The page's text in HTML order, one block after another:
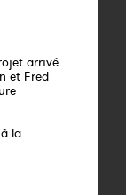
arrivé
et Fred
la